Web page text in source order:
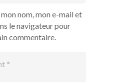
nom, mon e-mail et
le navigateur pour
commentaire.